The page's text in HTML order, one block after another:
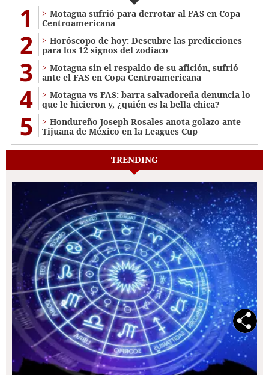
1
Motagua sufrió para derrotar al FAS en Copa
Centroamericana
2
Horóscopo de hoy: Descubre las predicciones
para los 12 signos del zodiaco
3
Motagua sin el respaldo de su afición, sufrió
ante el FAS en Copa Centroamericana
4
Motagua vs FAS: barra salvadoreña denuncia lo
que le hicieron y, ¿quién es la bella chica?
5
Hondureño Joseph Rosales anota golazo ante
Tijuana de México en la Leagues Cup
TRENDING